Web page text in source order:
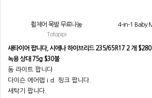
휠체어 목발 무료나눔
Totopipi
4-in-1 Baby
새타이어 팝니다, 시에나 하이브리드 235/65R17 2 개 $280
녹용 상대 75g $30불
돔 라이트 팝니다
다이슨 에어랩 i.d. 핑크 팝니다.
세탁기 팝니다.